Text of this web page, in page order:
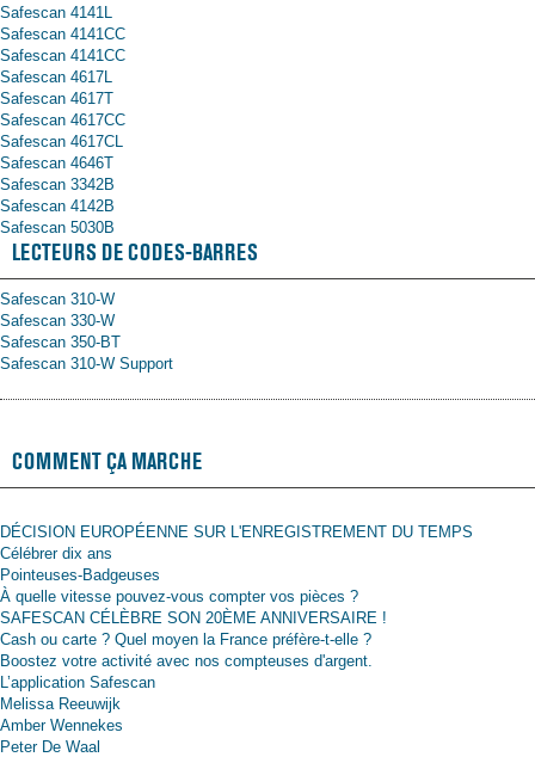
Safescan 4141L
Safescan 4141CC
Safescan 4141CC
Safescan 4617L
Safescan 4617T
Safescan 4617CC
Safescan 4617CL
Safescan 4646T
Safescan 3342B
Safescan 4142B
Safescan 5030B
LECTEURS DE CODES-BARRES
Safescan 310-W
Safescan 330-W
Safescan 350-BT
Safescan 310-W Support
COMMENT ÇA MARCHE
DÉCISION EUROPÉENNE SUR L'ENREGISTREMENT DU TEMPS
Célébrer dix ans
Pointeuses-Badgeuses
À quelle vitesse pouvez-vous compter vos pièces ?
SAFESCAN CÉLÈBRE SON 20ÈME ANNIVERSAIRE !
Cash ou carte ? Quel moyen la France préfère-t-elle ?
Boostez votre activité avec nos compteuses d'argent.
L’application Safescan
Melissa Reeuwijk
Amber Wennekes
Peter De Waal